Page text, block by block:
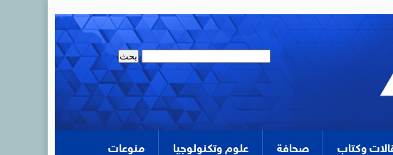
وكتاب صحافة علوم وتكنولوجيا منوعات